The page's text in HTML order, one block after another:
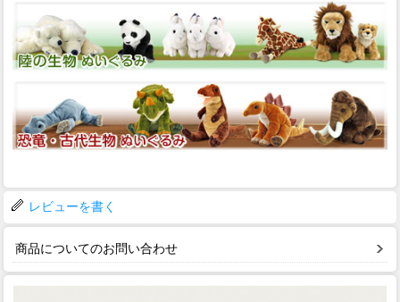
レビューを書く
商品についてのお問い合わせ